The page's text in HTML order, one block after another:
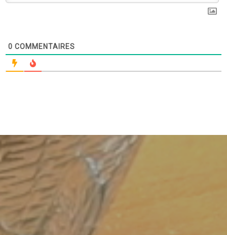
0 COMMENTAIRES